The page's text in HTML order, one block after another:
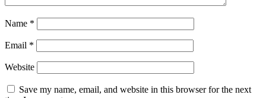
Name *
Email *
Website
Save my name, email, and website in this browser for the next